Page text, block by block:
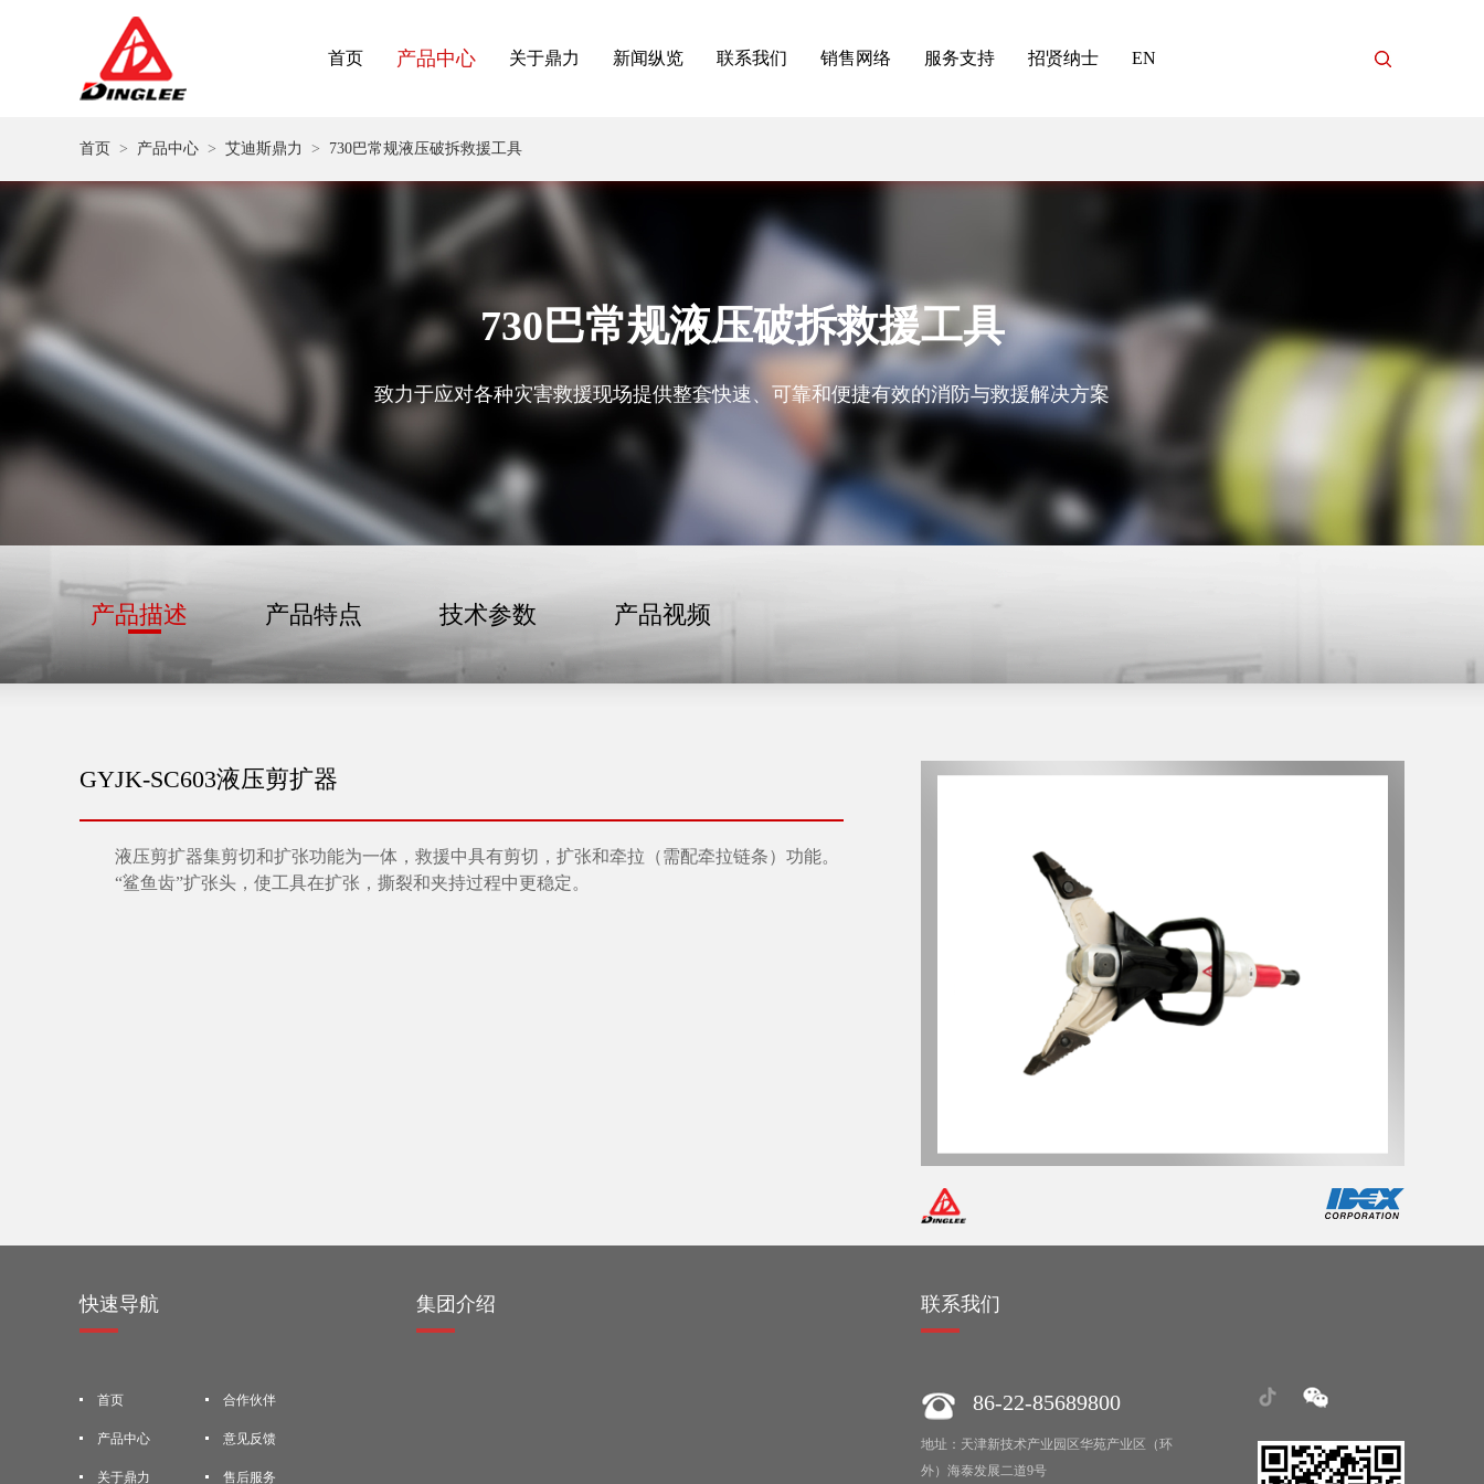
首页 产品中心 关于鼎力 新闻纵览 联系我们 销售网络 服务支持 招贤纳士 EN
首页 > 产品中心 > 艾迪斯鼎力 > 730巴常规液压破拆救援工具
730巴常规液压破拆救援工具
致力于应对各种灾害救援现场提供整套快速、可靠和便捷有效的消防与救援解决方案
产品描述 产品特点 技术参数 产品视频
GYJK-SC603液压剪扩器
液压剪扩器集剪切和扩张功能为一体，救援中具有剪切，扩张和牵拉（需配牵拉链条）功能。
“鲨鱼齿”扩张头，使工具在扩张，撕裂和夹持过程中更稳定。
快速导航
首页
产品中心
关于鼎力
合作伙伴
意见反馈
售后服务
集团介绍 联系我们
86-22-85689800
地址：天津新技术产业园区华苑产业区（环
外）海泰发展二道9号